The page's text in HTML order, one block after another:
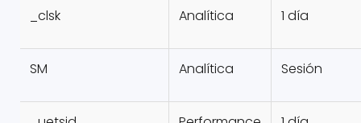
_clsk Analítica 1 día
SM Analítica Sesión